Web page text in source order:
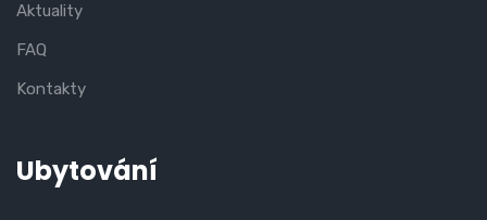
Aktuality
FAQ
Kontakty
Ubytování